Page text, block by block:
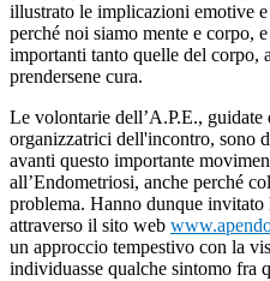
illustrato le implicazioni emotive
perché noi siamo mente e corpo,
importanti tanto quelle del corpo,
prendersene cura.
Le volontarie dell’A.P.E.,
organizzatrici dell'incontro, sono
avanti questo importante
all’Endometriosi, anche perché
problema. Hanno dunque invitato
attraverso il sito web
un approccio tempestivo con la
individuasse qualche sintomo fra